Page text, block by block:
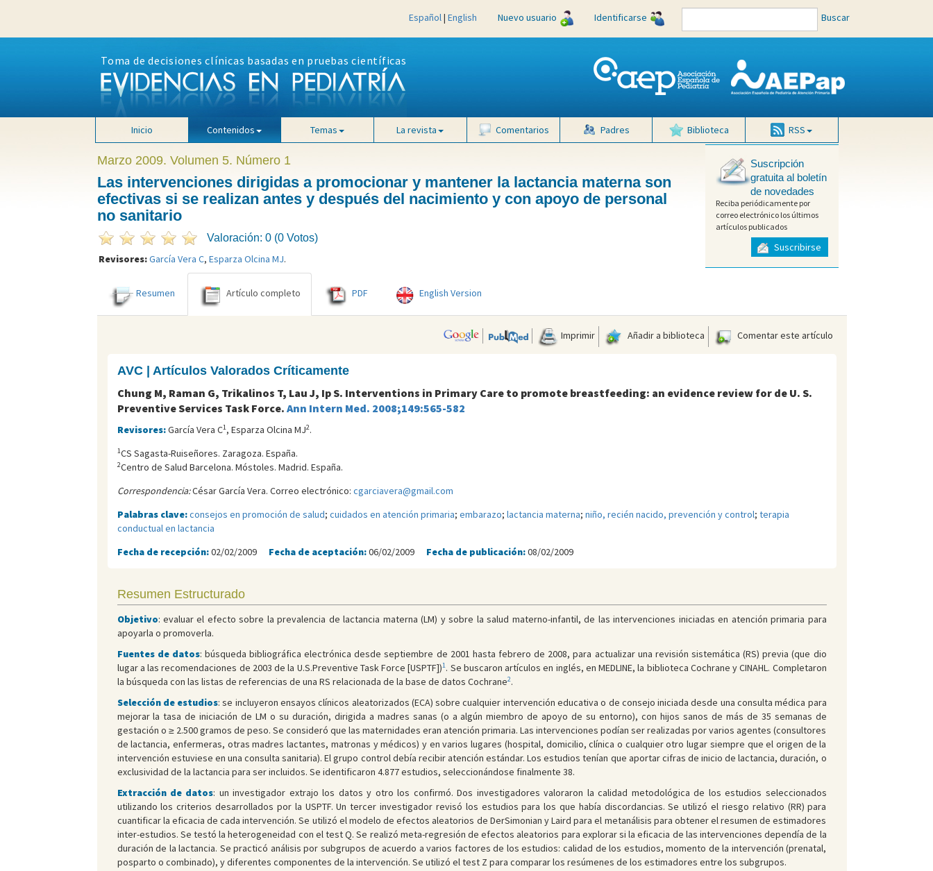
Español| English Nuevo usuario Identificarse Buscar
Toma de decisiones clínicas basadas en pruebas científicas
Inicio Contenidos Temas La revista Comentarios Padres Biblioteca RSS
Marzo 2009. Volumen 5. Número 1
Las intervenciones dirigidas a promocionar y mantener la lactancia materna son
efectivas si se realizan antes y después del nacimiento y con apoyo de personal
no sanitario
Valoración: 0 (0 Votos)
Revisores:García Vera C, Esparza Olcina MJ.
Suscripción
gratuita al boletín
de novedades
Reciba periódicamente por
correo electrónico los últimos
artículos publicados
Suscribirse
Resumen Artículo completo PDF English Version
Imprimir Añadir a biblioteca Comentar este artículo
AVC | Artículos Valorados Críticamente
Chung M, Raman G, Trikalinos T, Lau J, Ip S. Interventions in Primary Care to promote breastfeeding: an evidence review for de U. S.
Preventive Services Task Force. Ann Intern Med. 2008;149:565-582
Revisores:García Vera C1, Esparza Olcina MJ2.
1CS Sagasta-Ruiseñores. Zaragoza. España.
2Centro de Salud Barcelona. Móstoles. Madrid. España.
Correspondencia:César García Vera. Correo electrónico: cgarciavera@gmail.com
Palabras clave:consejos en promoción de salud; cuidados en atención primaria; embarazo; lactancia materna; niño, recién nacido, prevención y control; terapia
conductual en lactancia
Fecha de recepción:02/02/2009 Fecha de aceptación:06/02/2009 Fecha de publicación:08/02/2009
Resumen Estructurado
Objetivo: evaluar el efecto sobre la prevalencia de lactancia materna (LM) y sobre la salud materno-infantil, de las intervenciones iniciadas en atención primaria para
apoyarla o promoverla.
Fuentes de datos: búsqueda bibliográfica electrónica desde septiembre de 2001 hasta febrero de 2008, para actualizar una revisión sistemática (RS) previa (que dio
lugar a las recomendaciones de 2003 de la U.S.Preventive Task Force [USPTF])1. Se buscaron artículos en inglés, en MEDLINE, la biblioteca Cochrane y CINAHL. Completaron
la búsqueda con las listas de referencias de una RS relacionada de la base de datos Cochrane2.
Selección de estudios: se incluyeron ensayos clínicos aleatorizados (ECA) sobre cualquier intervención educativa o de consejo iniciada desde una consulta médica para
mejorar la tasa de iniciación de LM o su duración, dirigida a madres sanas (o a algún miembro de apoyo de su entorno), con hijos sanos de más de 35 semanas de
gestación o ≥ 2.500 gramos de peso. Se consideró que las maternidades eran atención primaria. Las intervenciones podían ser realizadas por varios agentes (consultores
de lactancia, enfermeras, otras madres lactantes, matronas y médicos) y en varios lugares (hospital, domicilio, clínica o cualquier otro lugar siempre que el origen de la
intervención estuviese en una consulta sanitaria). El grupo control debía recibir atención estándar. Los estudios tenían que aportar cifras de inicio de lactancia, duración, o
exclusividad de la lactancia para ser incluidos. Se identificaron 4.877 estudios, seleccionándose finalmente 38.
Extracción de datos: un investigador extrajo los datos y otro los confirmó. Dos investigadores valoraron la calidad metodológica de los estudios seleccionados
utilizando los criterios desarrollados por la USPTF. Un tercer investigador revisó los estudios para los que había discordancias. Se utilizó el riesgo relativo (RR) para
cuantificar la eficacia de cada intervención. Se utilizó el modelo de efectos aleatorios de DerSimonian y Laird para el metanálisis para obtener el resumen de estimadores
inter-estudios. Se testó la heterogeneidad con el test Q. Se realizó meta-regresión de efectos aleatorios para explorar si la eficacia de las intervenciones dependía de la
duración de la lactancia. Se practicó análisis por subgrupos de acuerdo a varios factores de los estudios: calidad de los estudios, momento de la intervención (prenatal,
posparto o combinado), y diferentes componentes de la intervención. Se utilizó el test Z para comparar los resúmenes de los estimadores entre los subgrupos.